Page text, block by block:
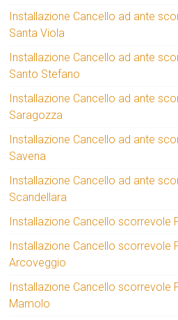
Installazione Cancello ad ante
Santa Viola
Installazione Cancello ad ante
Santo Stefano
Installazione Cancello ad ante
Saragozza
Installazione Cancello ad ante
Savena
Installazione Cancello ad ante
Scandellara
Installazione Cancello scorrevole
Installazione Cancello scorrevole
Arcoveggio
Installazione Cancello scorrevole
Mamolo